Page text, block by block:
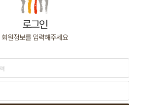
로그인
회원정보를 입력해주세요